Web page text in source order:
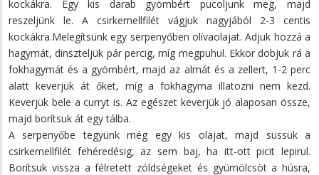
kockákra. Egy kis darab gyömbért pucoljunk meg, majd
reszeljünk le. A csirkemellfilét vágjuk nagyjából 2-3 centis
kockákra.Melegítsünk egy serpenyőben olívaolajat. Adjuk hozzá a
hagymát, dinszteljük pár percig, míg megpuhul. Ekkor dobjuk rá a
fokhagymát és a gyömbért, majd az almát és a zellert, 1-2 perc
alatt keverjük át őket, míg a fokhagyma illatozni nem kezd.
Keverjük bele a curryt is. Az egészet keverjük jó alaposan össze,
majd borítsuk át egy tálba.
A serpenyőbe tegyünk még egy kis olajat, majd süssük a
csirkemellfilét fehéredésig, az sem baj, ha itt-ott picit lepirul.
Borítsuk vissza a félretett zöldségeket és gyümölcsöt a húsra,